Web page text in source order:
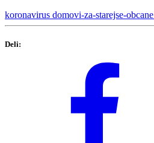
koronavirus domovi-za-starejse-obcane
Deli: